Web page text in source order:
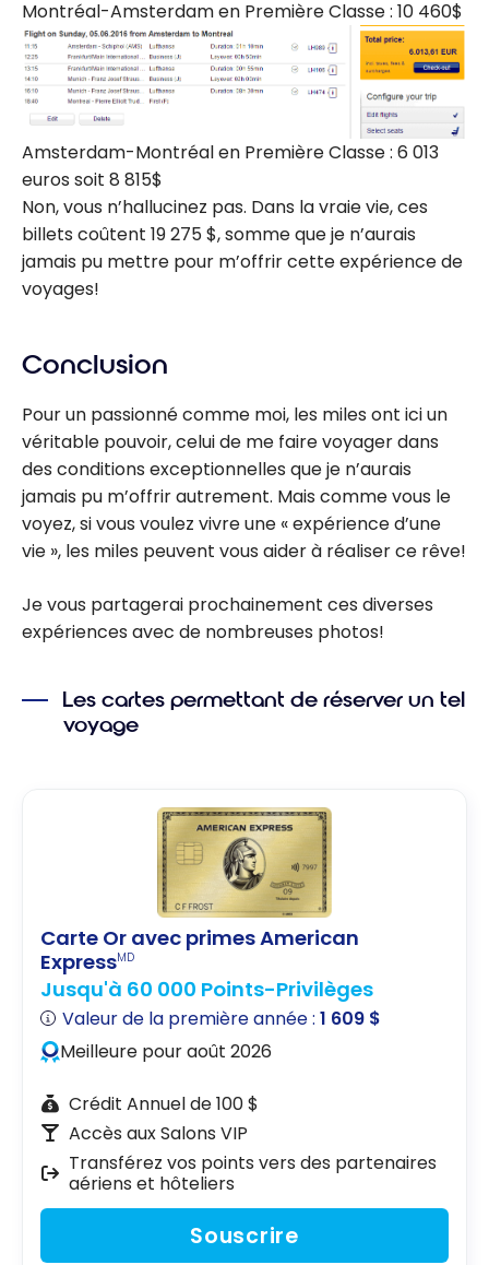
Montréal-Amsterdam en Première Classe : 10 460$
Amsterdam-Montréal en Première Classe : 6 013
euros soit 8 815$
Non, vous n’hallucinez pas. Dans la vraie vie, ces
billets coûtent 19 275 $, somme que je n’aurais
jamais pu mettre pour m’offrir cette expérience de
voyages!
Conclusion
Pour un passionné comme moi, les miles ont ici un
véritable pouvoir, celui de me faire voyager dans
des conditions exceptionnelles que je n’aurais
jamais pu m’offrir autrement. Mais comme vous le
voyez, si vous voulez vivre une « expérience d’une
vie », les miles peuvent vous aider à réaliser ce rêve!
Je vous partagerai prochainement ces diverses
expériences avec de nombreuses photos!
Les cartes permettant de réserver un tel
voyage
Carte Or avec primes American
ExpressMD
Jusqu'à 60 000 Points-Privilèges
Valeur de la première année :1 609 $
Meilleure pour août 2026
Crédit Annuel de 100 $
Accès aux Salons VIP
Transférez vos points vers des partenaires
aériens et hôteliers
Souscrire